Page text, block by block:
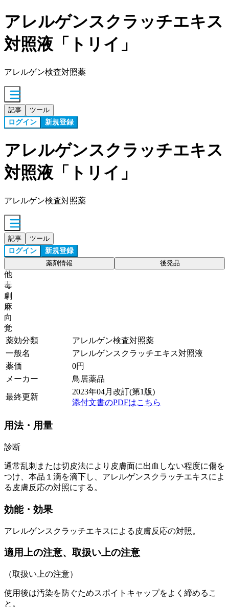
アレルゲンスクラッチエキス
対照液「トリイ」
アレルゲン検査対照薬
記事 ツール
ログイン 新規登録
アレルゲンスクラッチエキス
対照液「トリイ」
アレルゲン検査対照薬
記事 ツール
ログイン 新規登録
薬剤情報 後発品
他
毒
劇
麻
向
覚
薬効分類
アレルゲン検査対照薬
一般名
アレルゲンスクラッチエキス対照液
薬価
0円
メーカー
鳥居薬品
最終更新
2023年04月改訂(第1版)
添付文書のPDFはこちら
用法・用量
診断
通常乱刺または切皮法により皮膚面に出血しない程度に傷を
つけ、本品１滴を滴下し、アレルゲンスクラッチエキスによ
る皮膚反応の対照にする。
効能・効果
アレルゲンスクラッチエキスによる皮膚反応の対照。
適用上の注意、取扱い上の注意
（取扱い上の注意）
使用後は汚染を防ぐためスポイトキャップをよく締めるこ
と。